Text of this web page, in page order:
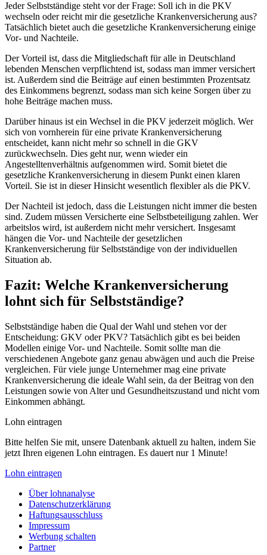
Jeder Selbstständige steht vor der Frage: Soll ich in die PKV
wechseln oder reicht mir die gesetzliche Krankenversicherung aus?
Tatsächlich bietet auch die gesetzliche Krankenversicherung einige
Vor- und Nachteile.
Der Vorteil ist, dass die Mitgliedschaft für alle in Deutschland
lebenden Menschen verpflichtend ist, sodass man immer versichert
ist. Außerdem sind die Beiträge auf einen bestimmten Prozentsatz
des Einkommens begrenzt, sodass man sich keine Sorgen über zu
hohe Beiträge machen muss.
Darüber hinaus ist ein Wechsel in die PKV jederzeit möglich. Wer
sich von vornherein für eine private Krankenversicherung
entscheidet, kann nicht mehr so schnell in die GKV
zurückwechseln. Dies geht nur, wenn wieder ein
Angestelltenverhältnis aufgenommen wird. Somit bietet die
gesetzliche Krankenversicherung in diesem Punkt einen klaren
Vorteil. Sie ist in dieser Hinsicht wesentlich flexibler als die PKV.
Der Nachteil ist jedoch, dass die Leistungen nicht immer die besten
sind. Zudem müssen Versicherte eine Selbstbeteiligung zahlen. Wer
arbeitslos wird, ist außerdem nicht mehr versichert. Insgesamt
hängen die Vor- und Nachteile der gesetzlichen
Krankenversicherung für Selbstständige von der individuellen
Situation ab.
Fazit: Welche Krankenversicherung
lohnt sich für Selbstständige?
Selbstständige haben die Qual der Wahl und stehen vor der
Entscheidung: GKV oder PKV? Tatsächlich gibt es bei beiden
Modellen einige Vor- und Nachteile. Somit sollte man die
verschiedenen Angebote ganz genau abwägen und auch die Preise
vergleichen. Für viele junge Unternehmer mag eine private
Krankenversicherung die ideale Wahl sein, da der Beitrag von den
Leistungen sowie von Alter und Gesundheitszustand und nicht vom
Einkommen abhängt.
Lohn eintragen
Bitte helfen Sie mit, unsere Datenbank aktuell zu halten, indem Sie
jetzt Ihren eigenen Lohn eintragen. Es dauert nur 1 Minute!
Lohn eintragen
Über lohnanalyse
Datenschutzerklärung
Haftungsausschluss
Impressum
Werbung schalten
Partner